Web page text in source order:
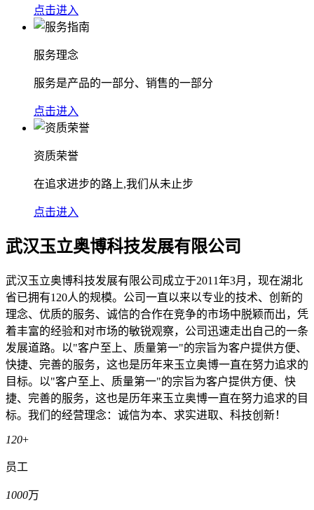
点击进入
服务理念
服务是产品的一部分、销售的一部分
点击进入
资质荣誉
在追求进步的路上,我们从未止步
点击进入
武汉玉立奥博科技发展有限公司
武汉玉立奥博科技发展有限公司成立于2011年3月，现在湖北
省已拥有120人的规模。公司一直以来以专业的技术、创新的
理念、优质的服务、诚信的合作在竞争的市场中脱颖而出，凭
着丰富的经验和对市场的敏锐观察，公司迅速走出自己的一条
发展道路。以"客户至上、质量第一"的宗旨为客户提供方便、
快捷、完善的服务，这也是历年来玉立奥博一直在努力追求的
目标。以"客户至上、质量第一"的宗旨为客户提供方便、快
捷、完善的服务，这也是历年来玉立奥博一直在努力追求的目
标。我们的经营理念：诚信为本、求实进取、科技创新！
120+
员工
1000万